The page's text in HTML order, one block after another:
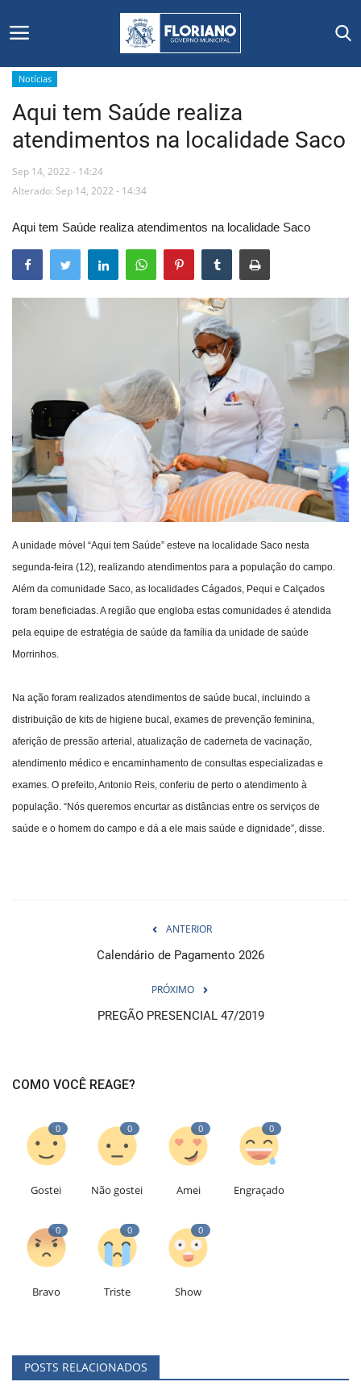
Início
Editais
Floriano
Secretarias e Órgãos
Mural de Licitações
Webmail
Contato
Notícias
Aqui tem Saúde realiza
atendimentos na localidade Saco
Sep 14, 2022 - 14:24
Alterado: Sep 14, 2022 - 14:34
Aqui tem Saúde realiza atendimentos na localidade Saco
A unidade móvel “Aqui tem Saúde” esteve na localidade Saco nesta
segunda-feira (12), realizando atendimentos para a população do campo.
Além da comunidade Saco, as localidades Cágados, Pequi e Calçados
foram beneficiadas. A região que engloba estas comunidades é atendida
pela equipe de estratégia de saúde da família da unidade de saúde
Morrinhos.
Na ação foram realizados atendimentos de saúde bucal, incluindo a
distribuição de kits de higiene bucal, exames de prevenção feminina,
aferição de pressão arterial, atualização de caderneta de vacinação,
atendimento médico e encaminhamento de consultas especializadas e
exames. O prefeito, Antonio Reis, conferiu de perto o atendimento à
população. “Nós queremos encurtar as distâncias entre os serviços de
saúde e o homem do campo e dá a ele mais saúde e dignidade”, disse.
ANTERIOR
Calendário de Pagamento 2026
PRÓXIMO
PREGÃO PRESENCIAL 47/2019
COMO VOCÊ REAGE?
0
Gostei
0
Não gostei
0
Amei
0
Engraçado
0
Bravo
0
Triste
0
Show
POSTS RELACIONADOS